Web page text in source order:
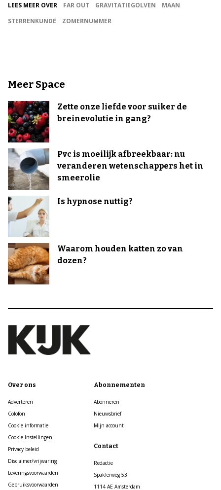
LEES MEER OVER FAR OUT GRAVITATIEGOLVEN
MAAN
STERRENKUNDE
ZOMERNUMMER
Meer Space
Zette onze liefde voor suiker de
breinevolutie in gang?
Pvc is moeilijk afbreekbaar: nu
veranderen wetenschappers het in
smeerolie
Is hypnose nuttig?
Waarom houden katten zo van
dozen?
Over ons
Adverteren
Colofon
Cookie informatie
Cookie Instellingen
Privacy beleid
Disclaimer/vrijwaring
Leveringsvoorwaarden
Gebruiksvoorwaarden
Abonnementen
Abonneren
Nieuwsbrief
Mijn account
Contact
Redactie
Spaklerweg 53
1114 AE Amsterdam